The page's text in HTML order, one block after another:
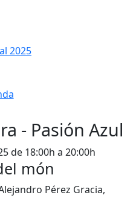
2025
- Pasión Azul
de 18:00h a 20:00h
món
Pérez Gracia,